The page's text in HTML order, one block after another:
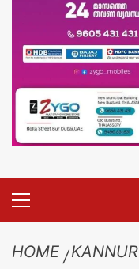
HOME KANNUR